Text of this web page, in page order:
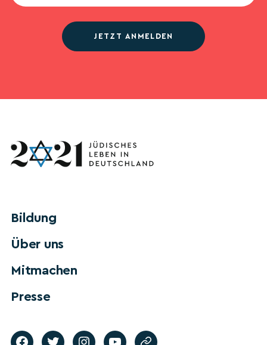
JETZT ANMELDEN
Bildung
Über uns
Mitmachen
Presse